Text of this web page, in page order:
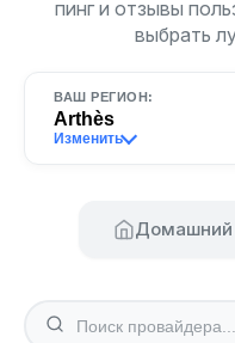
пинг и отзывы
выбрать
ВАШ РЕГИОН:
Arthès
Изменить
Домашний